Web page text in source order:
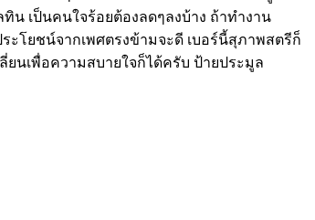
เป็นคนใจร้อยต้องลดๆลงบ้าง ถ้าทำงาน
ะโยชน์จากเพศตรงข้ามจะดี เบอร์นี้สุภาพสตรีก็
ยนเพื่อความสบายใจก็ได้ครับ ป้ายประมูล